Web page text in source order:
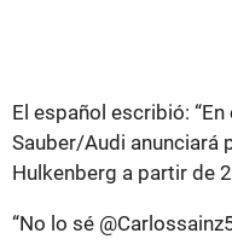
El español escribió:
Sauber/Audi anunciará
Hulkenberg a partir de
“No lo sé